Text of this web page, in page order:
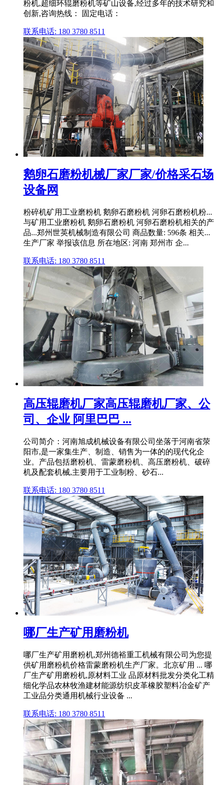
粉机,超细环辊磨粉机等矿山设备,经过多年的技术研究和
创新,咨询热线： 固定电话：
联系电话: 180 3780 8511
鹅卵石磨粉机械厂家厂家/价格采石场
设备网
粉碎机矿用工业磨粉机 鹅卵石磨粉机 河卵石磨粉机粉...
与矿用工业磨粉机 鹅卵石磨粉机 河卵石磨粉机相关的产
品...郑州世英机械制造有限公司 商品数量: 596条 相关...
生产厂家 举报该信息 所在地区: 河南 郑州市 企...
联系电话: 180 3780 8511
高压辊磨机厂家高压辊磨机厂家、公
司、企业 阿里巴巴 ...
公司简介：河南旭成机械设备有限公司坐落于河南省荥
阳市,是一家集生产、制造、销售为一体的的现代化企
业。产品包括磨粉机、雷蒙磨粉机、高压磨粉机、破碎
机及配套机械,主要用于工业制粉、砂石...
联系电话: 180 3780 8511
哪厂生产矿用磨粉机
哪厂生产矿用磨粉机,郑州德裕重工机械有限公司为您提
供矿用磨粉机价格雷蒙磨粉机生产厂家。北京矿用 ... 哪
厂生产矿用磨粉机,原材料工业 品原材料批发分类化工精
细化学品农林牧渔建材能源纺织皮革橡胶塑料冶金矿产
工业品分类通用机械行业设备 ...
联系电话: 180 3780 8511